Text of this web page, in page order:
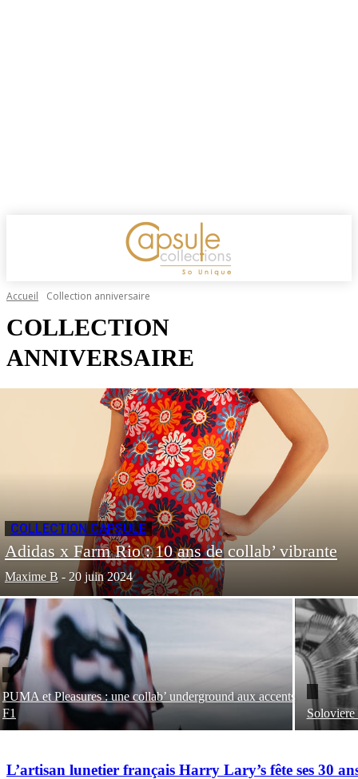
Accueil Collection anniversaire
COLLECTION
ANNIVERSAIRE
COLLECTION CAPSULE
Adidas x Farm Rio : 10 ans de collab’ vibrante
Maxime B - 20 juin 2024
PUMA et Pleasures : une collab’ underground aux accents
F1
Soloviere
L’artisan lunetier français Harry Lary’s fête ses 30